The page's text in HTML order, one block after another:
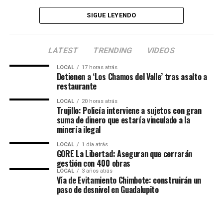
necesidad de manera inmediata.
con Lima (74 298), Puno (72 529), Piura (64 402), Cusco
(58 344), Áncash (47 934), La Libertad (42 007),
Ayacucho (41 107), Junín (39 655), Loreto (39 401),
Huánuco (37 420), San Martín (35 942), Apurímac (32
928), Huancavelica (29 034), Lambayeque (26 905),
Amazonas (20 534), Ucayali (19 333), Arequipa (15 878),
Pasco (9499), Ica (9066), Tumbes (7003), Tacna (4345),
Moquegua (3978) y Madre de Dios (2605).
El programa del Midis agregó que se vienen realizando
campañas de tarjetización y capacitaciones en
diferentes puntos del país, con el objetivo de
modernizar el proceso y que la población sea parte de
SIGUE LEYENDO
LATEST TRENDING VIDEOS
LOCAL 17 horas atrás
Detienen a ‘Los Chamos del Valle’ tras asalto a
restaurante
LOCAL 20 horas atrás
Trujillo: Policía interviene a sujetos con gran
suma de dinero que estaría vinculado a la
minería ilegal
LOCAL 1 día atrás
GORE La Libertad: Aseguran que cerrarán
gestión con 400 obras
LOCAL 3 años atrás
Vía de Evitamiento Chimbote: construirán un
paso de desnivel en Guadalupito